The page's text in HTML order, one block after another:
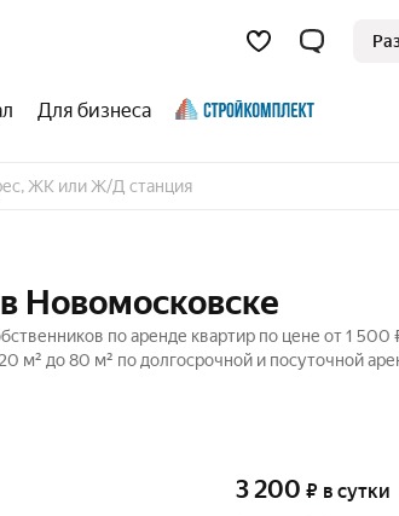
Для бизнеса
Новомосковске
по аренде квартир по цене от 1 500
до 80 м² по долгосрочной и посуточной
3 200 ₽ в сутки